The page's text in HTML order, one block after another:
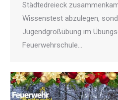
Städtedreieck
Wissenstest abzulegen,
Jugendgroßübung im
Feuerwehrschule…